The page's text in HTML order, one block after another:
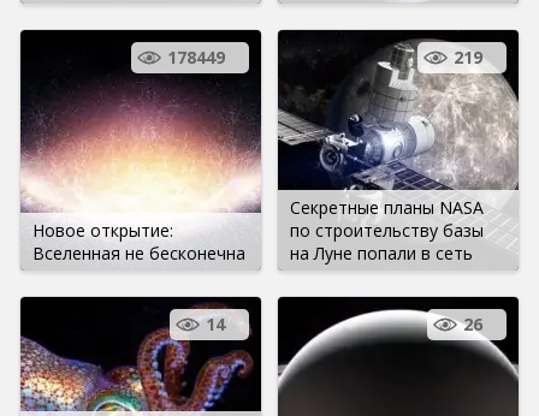
Новое открытие:
Вселенная не бесконечна
178449
Секретные планы NASA
по строительству базы
на Луне попали в сеть
219
14 26